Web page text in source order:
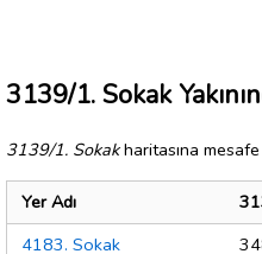
3139/1. Sokak
3139/1. Sokakharitasına
Yer Adı
4183. Sokak